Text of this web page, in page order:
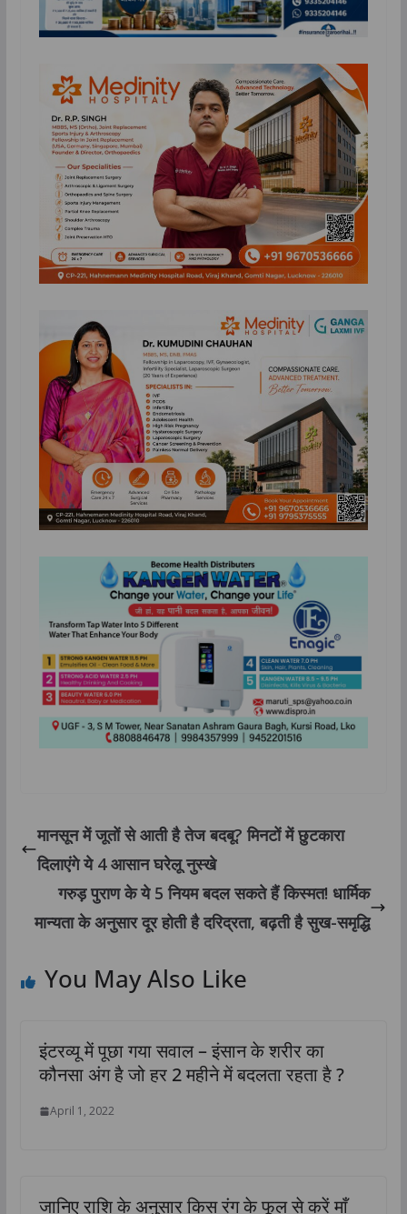
मानसून में जूतों से आती है तेज बदबू? मिनटों में छुटकारा
दिलाएंगे ये 4 आसान घरेलू नुस्खे
गरुड़ पुराण के ये 5 नियम बदल सकते हैं किस्मत! धार्मिक
मान्यता के अनुसार दूर होती है दरिद्रता, बढ़ती है सुख-समृद्धि
You May Also Like
इंटरव्यू में पूछा गया सवाल – इंसान के शरीर का
कौनसा अंग है जो हर 2 महीने में बदलता रहता है ?
April 1, 2022
जानिए राशि के अनुसार किस रंग के फूल से करें माँ